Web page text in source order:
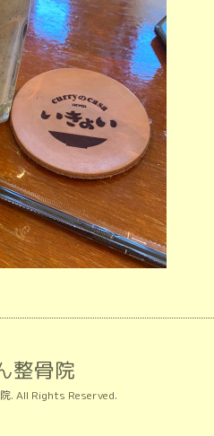
整骨院
. All Rights Reserved.